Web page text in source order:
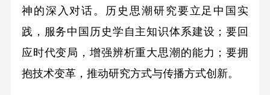
神的深入对话。历史思潮研究要立足中国实
践，服务中国历史学自主知识体系建设；要回
应时代变局，增强辨析重大思潮的能力；要拥
抱技术变革，推动研究方式与传播方式创新。